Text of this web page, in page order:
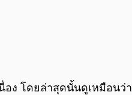
ง โดยล่าสุดนั้นดูเหมือนว่